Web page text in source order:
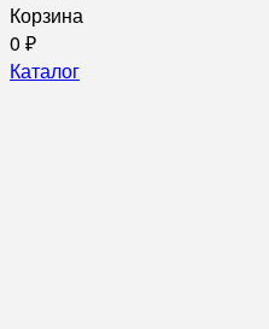
Корзина
0 ₽
Каталог